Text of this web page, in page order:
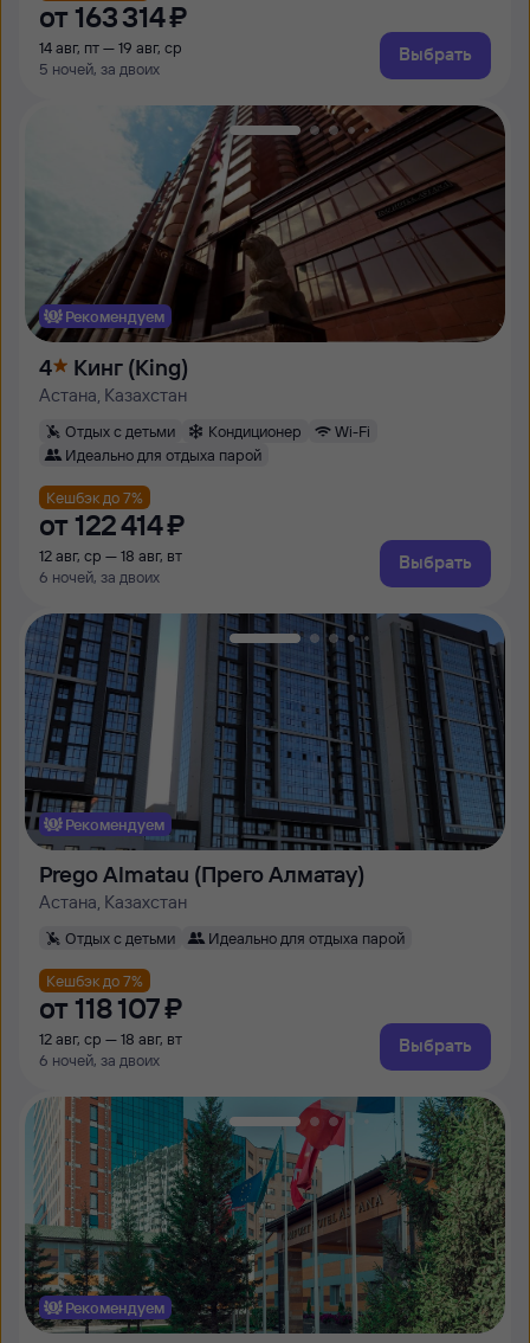
от 163 ⁠314 ⁠₽
14 авг, пт — 19 авг, ср
5 ночей, за двоих
Выбрать
Рекомендуем
4 Кинг (King)
Астана, Казахстан
Отдых с детьми Кондиционер
Wi-Fi
Идеально для отдыха парой
Кешбэк до 7%
от 122 ⁠414 ⁠₽
12 авг, ср — 18 авг, вт
6 ночей, за двоих
Выбрать
Рекомендуем
Prego Almatau (Прего Алматау)
Астана, Казахстан
Отдых с детьми Идеально для отдыха парой
Кешбэк до 7%
от 118 ⁠107 ⁠₽
12 авг, ср — 18 авг, вт
6 ночей, за двоих
Выбрать
Рекомендуем